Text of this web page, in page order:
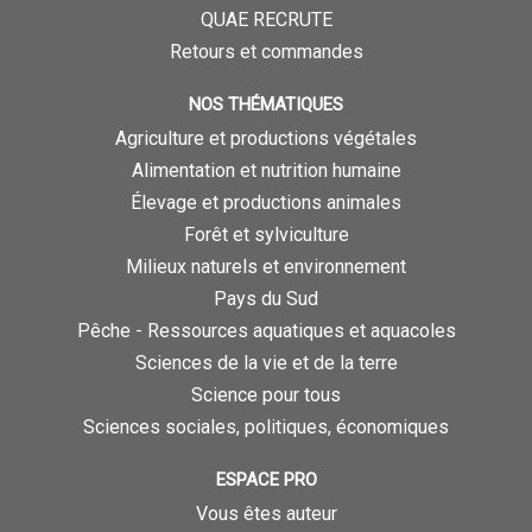
QUAE RECRUTE
Retours et commandes
NOS THÉMATIQUES
Agriculture et productions végétales
Alimentation et nutrition humaine
Élevage et productions animales
Forêt et sylviculture
Milieux naturels et environnement
Pays du Sud
Pêche - Ressources aquatiques et aquacoles
Sciences de la vie et de la terre
Science pour tous
Sciences sociales, politiques, économiques
ESPACE PRO
Vous êtes auteur